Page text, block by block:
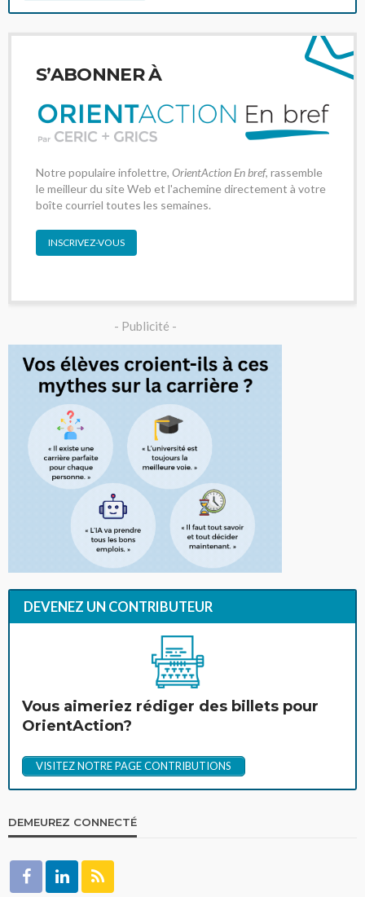
S’ABONNER À
Notre populaire infolettre, OrientAction En bref, rassemble
le meilleur du site Web et l'achemine directement à votre
boîte courriel toutes les semaines.
INSCRIVEZ-VOUS
- Publicité -
DEVENEZ UN CONTRIBUTEUR
Vous aimeriez rédiger des billets pour
OrientAction?
VISITEZ NOTRE PAGE CONTRIBUTIONS
DEMEUREZ CONNECTÉ